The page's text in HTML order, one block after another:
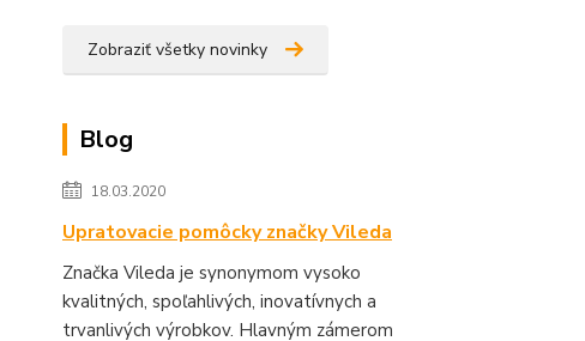
Zobraziť všetky novinky
Blog
18.03.2020
Upratovacie pomôcky značky Vileda
Značka Vileda je synonymom vysoko
kvalitných, spoľahlivých, inovatívnych a
trvanlivých výrobkov. Hlavným zámerom